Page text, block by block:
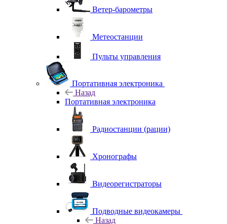
Ветер-барометры
Метеостанции
Пульты управления
Портативная электроника
Назад
Портативная электроника
Радиостанции (рации)
Хронографы
Видеорегистраторы
Подводные видеокамеры
Назад